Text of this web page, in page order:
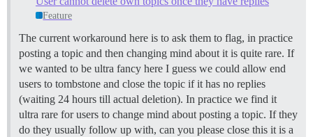
Feature
The current workaround here is to ask them to flag, in practice
posting a topic and then changing mind about it is quite rare. If
we wanted to be ultra fancy here I guess we could allow end
users to tombstone and close the topic if it has no replies
(waiting 24 hours till actual deletion). In practice we find it
ultra rare for users to change mind about posting a topic. If they
do they usually follow up with, can you please close this it is a